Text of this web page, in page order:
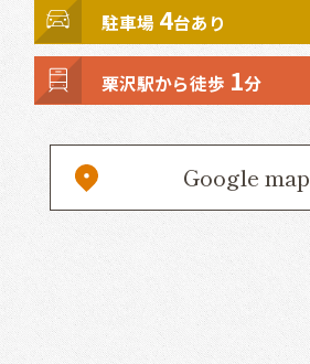
駐車場 4台あり
栗沢駅から徒歩 1分
Google map